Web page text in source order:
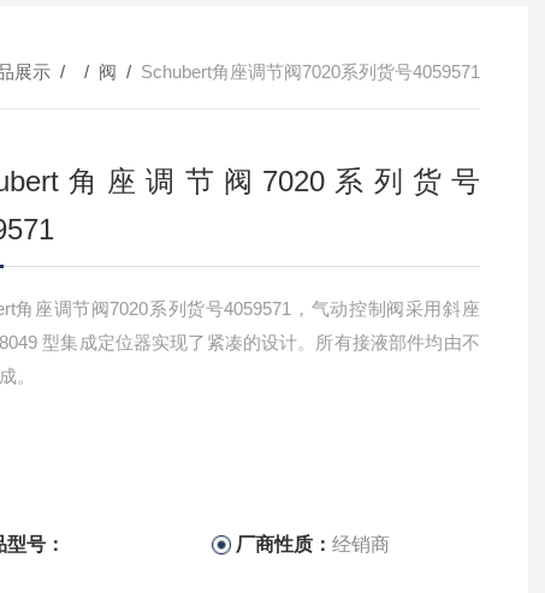
展示 / / 阀 / Schubert角座调节阀7020系列货号4059571
角座调节阀7020系列货号
角座调节阀7020系列货号4059571，气动控制阀采用斜座
型集成定位器实现了紧凑的设计。所有接液部件均由不
。
型号： 厂商性质：经销商